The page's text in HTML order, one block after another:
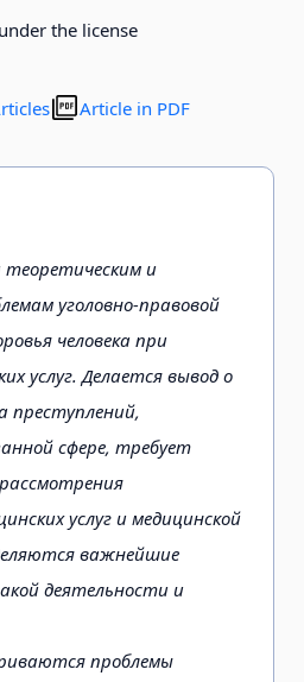
the license
Article in PDF
и
уголовно-правовой
человека при
услуг. Делается вывод о
преступлений,
сфере, требует
услуг и медицинской
важнейшие
деятельности и
проблемы